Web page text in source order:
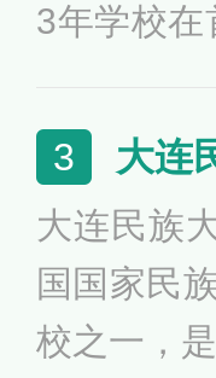
3年学校
校”；
荣获第五
年、2020
3 大连
大连民族
国国家民
校之一，